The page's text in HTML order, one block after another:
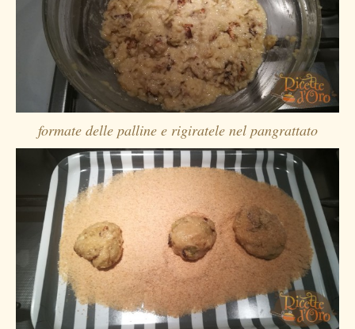
formate delle palline e rigiratele nel pangrattato